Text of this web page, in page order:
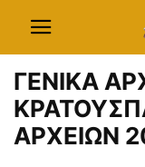
ΓΕΝΙΚΑ
ΑΡΧΕΙΩΝ